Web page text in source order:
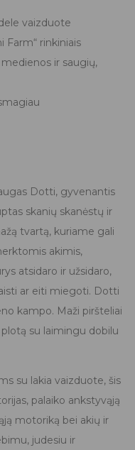
vaizduote
Farm“ rinkiniais
ir saugių,
Dotti, gyvenantis
skanių skanėstų ir
tvartą, kuriame gali
akimis,
atsidaro ir užsidaro,
ar eiti miegoti. Dotti
kampo. Maži piršteliai
su laimingu dobilu
su lakia vaizduote, šis
palaiko ankstyvąją
motoriką bei akių ir
judesiu ir